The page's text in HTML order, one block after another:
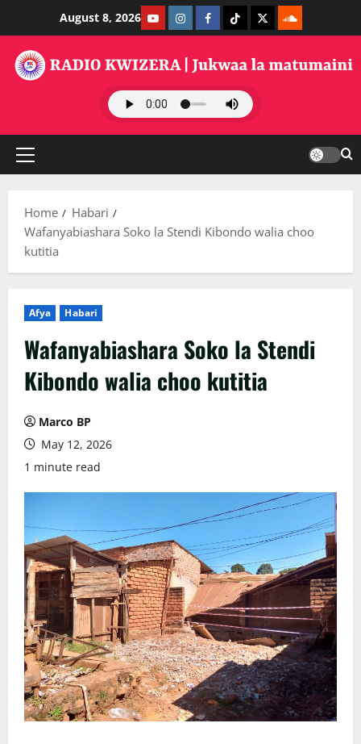
content
August 8, 2026 YoutubeInstagramFacebook
TikTokTwitterSoundClauds
Primary
Home
Habari
Wafanyabiashara Soko la Stendi Kibondo walia choo
kutitia
Afya Habari
Wafanyabiashara Soko la Stendi
Kibondo walia choo kutitia
Marco BP
May 12, 2026
1 minute read